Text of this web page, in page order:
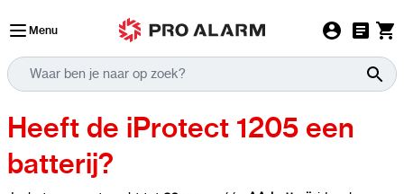
Menu
Heeft de iProtect 1205 een
batterij?